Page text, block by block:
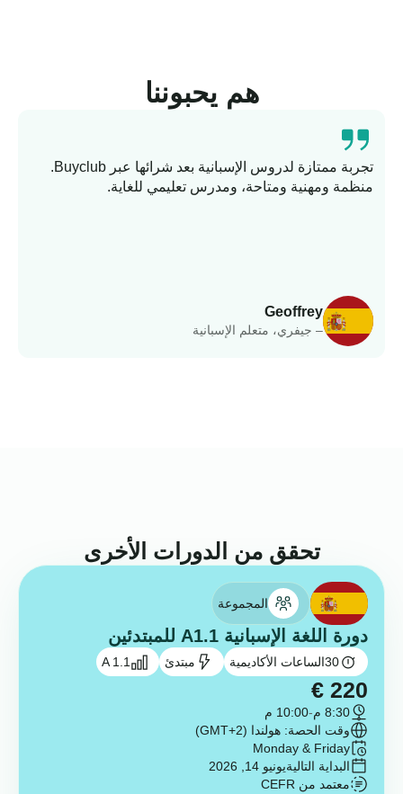
هم يحبوننا
Geoffrey
– جيفري، متعلم الإسبانية
تجربة ممتازة لدروس الإسبانية بعد شرائها عبر Buyclub.
منظمة ومهنية ومتاحة، ومدرس تعليمي للغاية.
تحقق من الدورات الأخرى
المجموعة
دورة اللغة الإسبانية A1.1 للمبتدئين
30الساعات الأكاديمية مبتدئ A 1.1
€ 220
8:30 م -10:00 م
وقت الحصة: هولندا (GMT+2)
Monday & Friday
البداية التاليةيونيو 14, 2026
معتمد من CEFR